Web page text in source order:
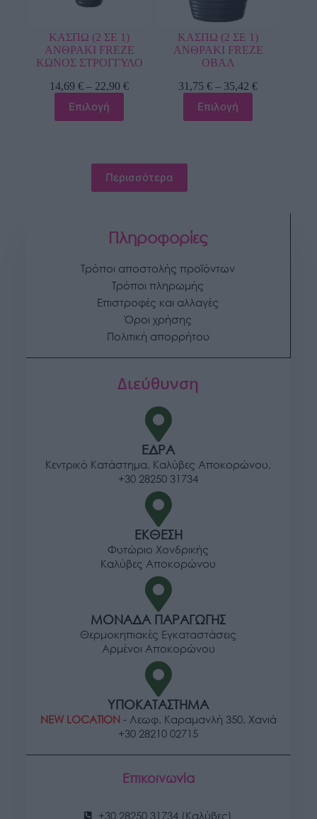
ΚΑΣΠΩ (2 ΣΕ 1)
ΑΝΘΡΑΚΙ FREZE
ΚΩΝΟΣ ΣΤΡΟΓΓΥΛΟ
14,69€ – 22,90€
Επιλογή
ΚΑΣΠΩ (2 ΣΕ 1)
ΑΝΘΡΑΚΙ FREZE
ΟΒΑΛ
31,75€ – 35,42€
Επιλογή
Περισσότερα
Πληροφορίες
Τρόποι αποστολής προϊόντων
Τρόποι πληρωμής
Επιστροφές και αλλαγές
Όροι χρήσης
Πολιτική απορρήτου
Διεύθυνση
ΕΔΡΑ
Κεντρικό Κατάστημα, Καλύβες Αποκορώνου,
+30 28250 31734
ΕΚΘΕΣΗ
Φυτώριο Χονδρικής
Καλύβες Αποκορώνου
ΜΟΝΑΔΑ ΠΑΡΑΓΩΓΗΣ
Θερμοκηπιακές Εγκαταστάσεις
Αρμένοι Αποκορώνου
ΥΠΟΚΑΤΑΣΤΗΜΑ
NEW LOCATION- Λεωφ. Καραμανλή 350, Χανιά
+30 28210 02715
Επικοινωνία
+30 28250 31734 (Καλύβες)